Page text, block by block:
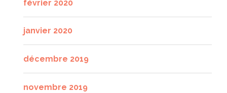
février 2020
janvier 2020
décembre 2019
novembre 2019